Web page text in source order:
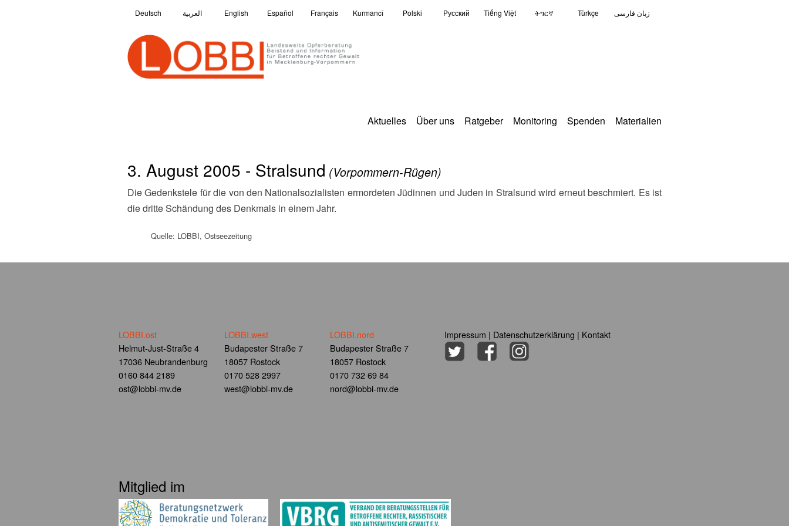
Deutsch العربية English Español Français Kurmancî Polski Pусский Tiếng Việt ትግርኛ Türkçe زبان فارسی
Aktuelles Über uns Ratgeber Monitoring Spenden Materialien
3. August 2005 - Stralsund (Vorpommern-Rügen)
Die Gedenkstele für die von den Nationalsozialisten ermordeten Jüdinnen und Juden in Stralsund wird erneut beschmiert. Es ist
die dritte Schändung des Denkmals in einem Jahr.
Quelle: LOBBI, Ostseezeitung
LOBBI.ost
Helmut-Just-Straße 4
17036 Neubrandenburg
0160 844 2189
ost@lobbi-mv.de
LOBBI.west
Budapester Straße 7
18057 Rostock
0170 528 2997
west@lobbi-mv.de
LOBBI.nord
Budapester Straße 7
18057 Rostock
0170 732 69 84
nord@lobbi-mv.de
Impressum | Datenschutzerklärung | Kontakt
Mitglied im